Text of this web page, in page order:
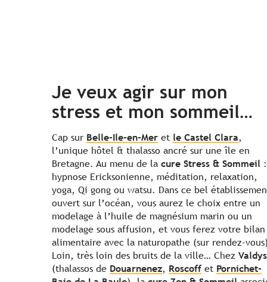
Je veux agir sur mon
stress et mon sommeil…
Cap sur Belle-Ile-en-Mer et le Castel Clara,
l’unique hôtel & thalasso ancré sur une île en
Bretagne. Au menu de la cure Stress & Sommeil :
hypnose Ericksonienne, méditation, relaxation,
yoga, Qi gong ou watsu. Dans ce bel
ouvert sur l’océan, vous aurez le choix entre un
modelage à l’huile de magnésium marin ou un
modelage sous affusion, et vous ferez votre bilan
alimentaire avec la naturopathe (sur rendez-
Loin, très loin des bruits de la ville… Chez Valdys
(thalassos de Douarnenez, Roscoffet Pornichet-